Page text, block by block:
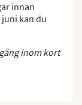
innan
juni kan du
inom kort